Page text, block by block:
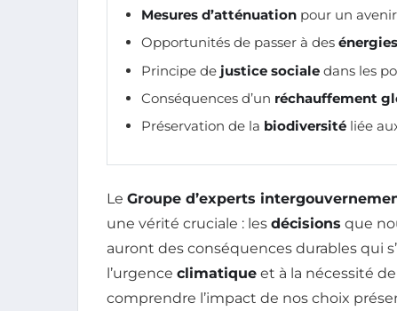
Mesures d’atténuation pour un
Opportunités de passer à des
Principe de justice sociale dans les
Conséquences d’un réchauffement
Préservation de la biodiversité liée
Le Groupe d’experts
une vérité cruciale : les décisions que
auront des conséquences durables qui
l’urgence climatique et à la nécessité
comprendre l’impact de nos choix